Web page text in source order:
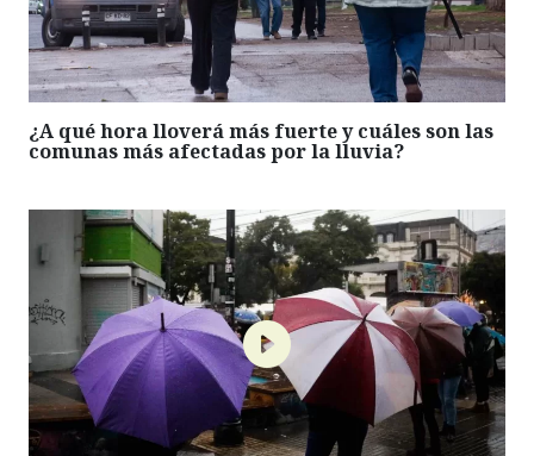
¿A qué hora lloverá más fuerte y cuáles son las
comunas más afectadas por la lluvia?